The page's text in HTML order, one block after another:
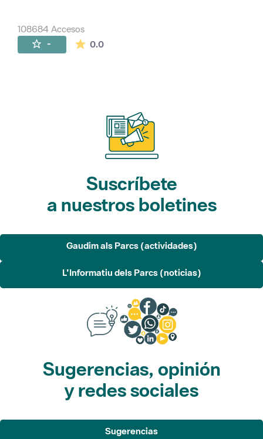
108684 Accesos
- 0.0La valoración media es de 0 estrellas de
Suscríbete
a nuestros boletines
Gaudim als Parcs (actividades)
L'Informatiu dels Parcs (noticias)
Sugerencias, opinión
y redes sociales
Sugerencias